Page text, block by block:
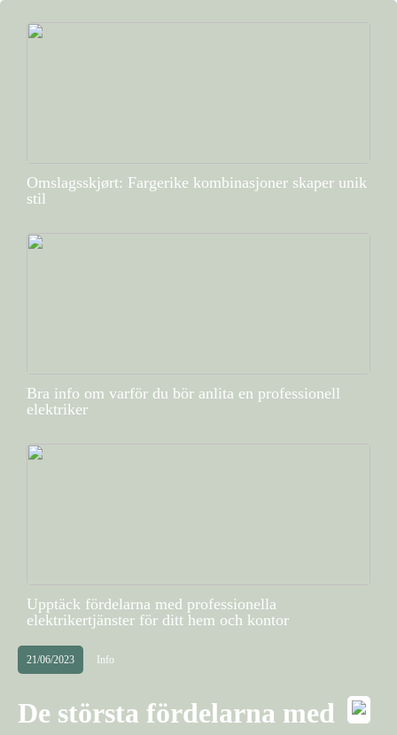
Omslagsskjørt: Fargerike kombinasjoner skaper unik
stil
Bra info om varför du bör anlita en professionell
elektriker
Upptäck fördelarna med professionella
elektrikertjänster för ditt hem och kontor
21/06/2023 Info
De största fördelarna med